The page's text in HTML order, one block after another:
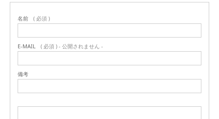
名前 ( 必須 )
E-MAIL ( 必須 ) - 公開されません -
備考